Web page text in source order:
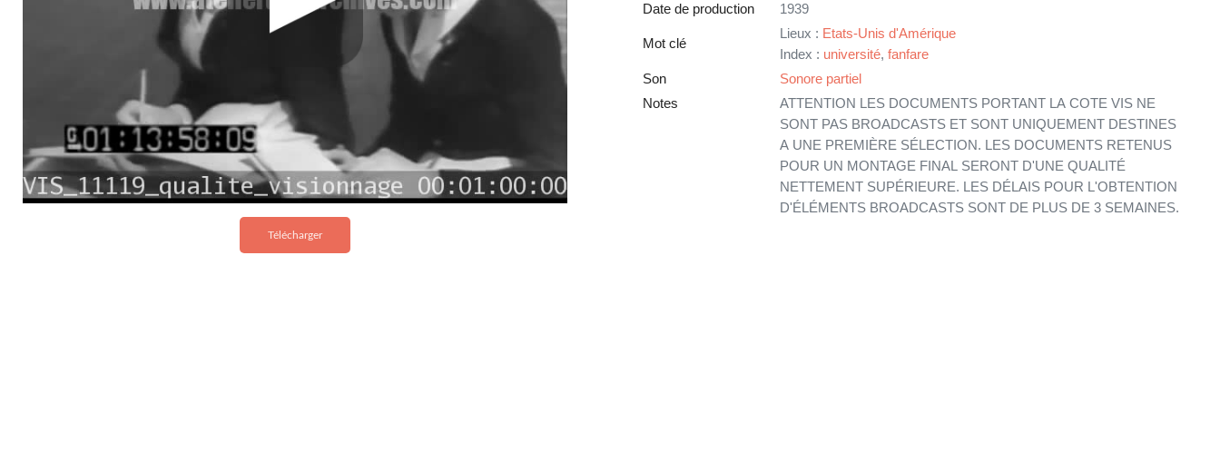
Télécharger
Date de production
1939
Mot clé
Lieux : Etats-Unis d'Amérique
Index : université, fanfare
Son
Sonore partiel
Notes
ATTENTION LES DOCUMENTS PORTANT LA COTE VIS NE
SONT PAS BROADCASTS ET SONT UNIQUEMENT DESTINES
A UNE PREMIÈRE SÉLECTION. LES DOCUMENTS RETENUS
POUR UN MONTAGE FINAL SERONT D'UNE QUALITÉ
NETTEMENT SUPÉRIEURE. LES DÉLAIS POUR L'OBTENTION
D'ÉLÉMENTS BROADCASTS SONT DE PLUS DE 3 SEMAINES.